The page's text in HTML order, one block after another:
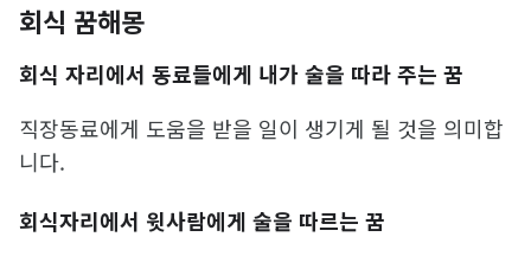
회식 꿈해몽
회식 자리에서 동료들에게 내가 술을 따라 주는 꿈
직장동료에게 도움을 받을 일이 생기게 될 것을 의미합
니다.
회식자리에서 윗사람에게 술을 따르는 꿈